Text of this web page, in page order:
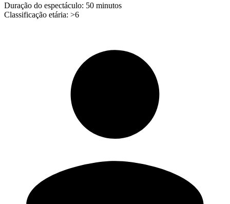
Duração do espectáculo: 50 minutos
Classificação etária: >6